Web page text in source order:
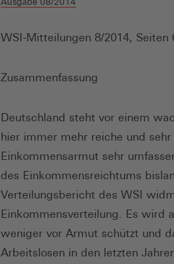
WSI-Mitteilungen 8/2014, Seiten
Zusammenfassung
Deutschland steht vor einem
hier immer mehr reiche und
Einkommensarmut sehr
des Einkommensreichtums
Verteilungsbericht des WSI
Einkommensverteilung. Es wird
weniger vor Armut schützt und
Arbeitslosen in den letzten